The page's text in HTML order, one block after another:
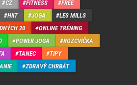
CZ FITNESS
FREE
HIIT JOGA
LES MILLS
20
ONLINE TRÉNING
POWER JOGA
ROZCVIČKA
TANEC
TIPY
ZDRAVÝ CHRBÁT